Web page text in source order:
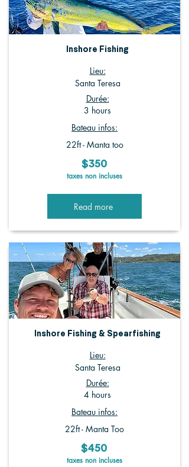
Inshore Fishing
Lieu:
Santa Teresa
Durée:
3 hours
Bateau infos:
22ft - Manta too
$350
taxes non incluses
Read more
Inshore Fishing & Spearfishing
Lieu:
Santa Teresa
Durée:
4 hours
Bateau infos:
22ft - Manta Too
$450
taxes non incluses